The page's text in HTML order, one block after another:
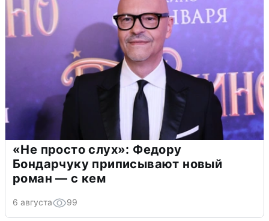
«Не просто слух»: Федору
Бондарчуку приписывают новый
роман — с кем
6 августа 99